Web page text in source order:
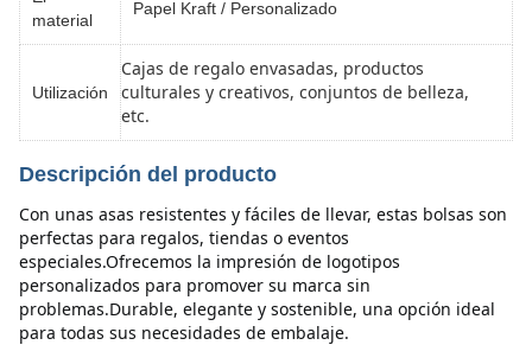
material
Papel Kraft / Personalizado
Utilización
Cajas de regalo envasadas, productos
culturales y creativos, conjuntos de belleza,
etc.
Descripción del producto
Con unas asas resistentes y fáciles de llevar, estas bolsas son
perfectas para regalos, tiendas o eventos
especiales.Ofrecemos la impresión de logotipos
personalizados para promover su marca sin
problemas.Durable, elegante y sostenible, una opción ideal
para todas sus necesidades de embalaje.